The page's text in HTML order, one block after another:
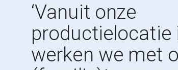
‘Vanuit onze
productielocatie
werken we met